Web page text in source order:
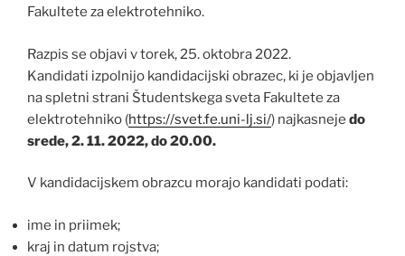
Fakultete za elektrotehniko.
Razpis se objavi v torek, 25. oktobra 2022.
Kandidati izpolnijo kandidacijski obrazec, ki je objavljen
na spletni strani Študentskega sveta Fakultete za
elektrotehniko (https://svet.fe.uni-lj.si/) najkasneje do
srede, 2. 11. 2022, do 20.00.
V kandidacijskem obrazcu morajo kandidati podati:
ime in priimek;
kraj in datum rojstva;